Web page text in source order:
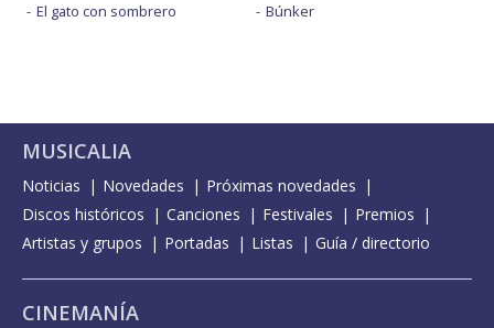
El gato con sombrero
Búnker
MUSICALIA
Noticias Novedades
Próximas novedades
Discos históricos
Canciones Festivales
Premios
Artistas y grupos
Portadas Listas Guía / directorio
CINEMANÍA